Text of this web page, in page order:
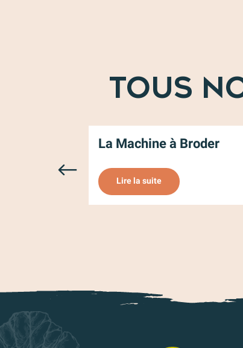
TOUS
La Machine à Broder
Lire la suite